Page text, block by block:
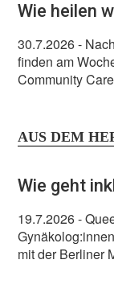
Wie heilen
30.7.2026-
finden am
Community
AUS DEM
Wie geht
19.7.2026-
mit der Berliner